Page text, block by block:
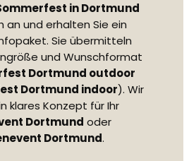
in Dortmund
an und erhalten Sie ein
Sie übermitteln
und Wunschformat
Dortmund outdoor
Dortmund indoor). Wir
klares Konzept für Ihr
Dortmund oder
Dortmund.